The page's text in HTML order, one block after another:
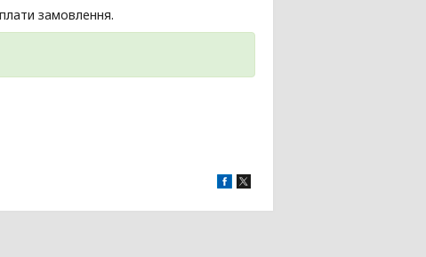
замовлення.